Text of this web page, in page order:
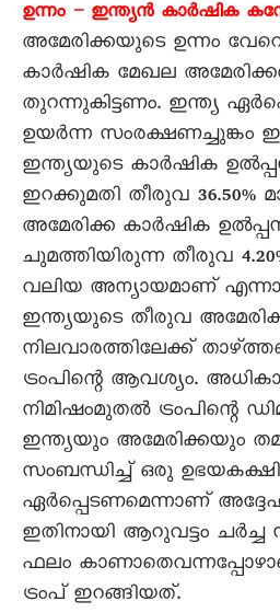
ഉന്നം – ഇന്ത്യൻ കാർഷിക
അമേരിക്കയുടെ ഉന്നം
കാർഷിക മേഖല
തുറന്നുകിട്ടണം. ഇന്ത്യ
ഉയർന്ന സംരക്ഷണച്ചുങ്കം
ഇന്ത്യയുടെ കാർഷിക
ഇറക്കുമതി തീരുവ
അമേരിക്ക കാർഷിക
ചുമത്തിയിരുന്ന തീരുവ
വലിയ അന്യായമാണ്
ഇന്ത്യയുടെ തീരുവ
നിലവാരത്തിലേക്ക്
ട്രംപിന്റെ ആവശ്യം.
നിമിഷംമുതൽ ട്രംപിന്റെ
ഇന്ത്യയും അമേരിക്കയും
സംബന്ധിച്ച് ഒരു
ഏർപ്പെടണമെന്നാണ്
ഇതിനായി ആറുവട്ടം ചർച്ച
ഫലം
ട്രംപ് ഇറങ്ങിയത്.